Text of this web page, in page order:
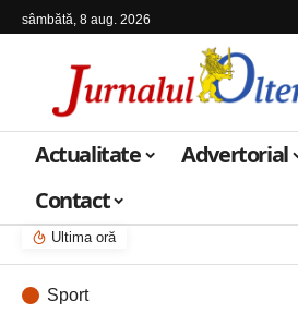
sâmbătă, 8 aug. 2026
Actualitate Advertorial
Contact
Ultima oră
Sport